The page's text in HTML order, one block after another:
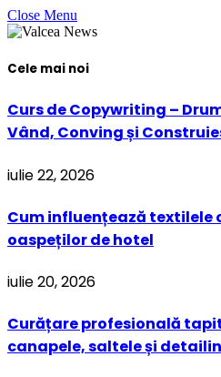
Close Menu
Cele mai noi
Curs de Copywriting –
Vând, Conving și
iulie 22, 2026
Cum influențează textilele
oaspeților de hotel
iulie 20, 2026
Curățare profesională
canapele, saltele și